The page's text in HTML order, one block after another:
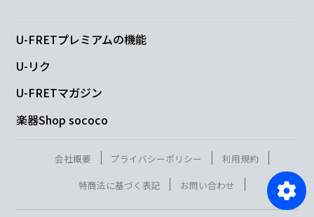
U-FRETプレミアムの機能
U-リク
U-FRETマガジン
楽器Shop sococo
会社概要 プライバシーポリシー
利用規約
特商法に基づく表記
お問い合わせ